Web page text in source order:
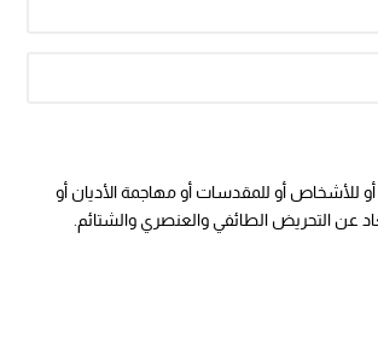
للأشخاص أو للمقدسات أو مهاجمة الأديان أو
عن التحريض الطائفي والعنصري والشتائم.